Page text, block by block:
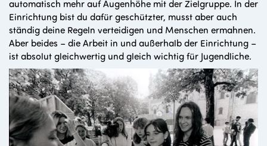
automatisch mehr auf Augenhöhe mit der Zielgruppe. In der
Einrichtung bist du dafür geschützter, musst aber auch
ständig deine Regeln verteidigen und Menschen ermahnen.
Aber beides – die Arbeit in und außerhalb der Einrichtung –
ist absolut gleichwertig und gleich wichtig für Jugendliche.